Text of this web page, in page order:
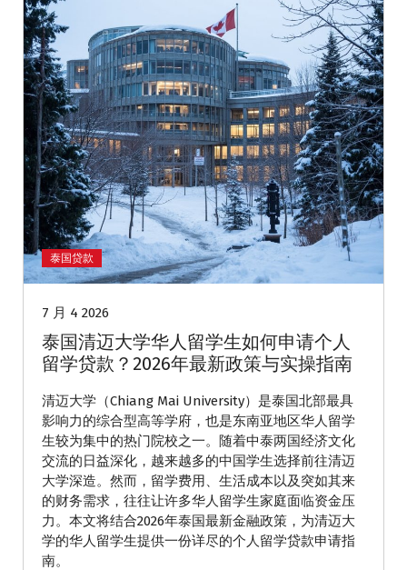
泰国贷款
7 月 4 2026
泰国清迈大学华人留学生如何申请个人
留学贷款？2026年最新政策与实操指南
清迈大学（Chiang Mai University）是泰国北部最具
影响力的综合型高等学府，也是东南亚地区华人留学
生较为集中的热门院校之一。随着中泰两国经济文化
交流的日益深化，越来越多的中国学生选择前往清迈
大学深造。然而，留学费用、生活成本以及突如其来
的财务需求，往往让许多华人留学生家庭面临资金压
力。本文将结合2026年泰国最新金融政策，为清迈大
学的华人留学生提供一份详尽的个人留学贷款申请指
南。